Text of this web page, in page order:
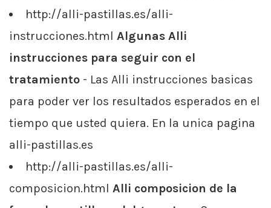
http://alli-pastillas.es/alli-
instrucciones.html Algunas Alli
instrucciones para seguir con el
tratamiento - Las Alli instrucciones basicas
para poder ver los resultados esperados en el
tiempo que usted quiera. En la unica pagina
alli-pastillas.es
http://alli-pastillas.es/alli-
composicion.html Alli composicion de la